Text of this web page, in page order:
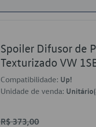
Spoiler Difusor de
Texturizado VW
Compatibilidade: Up!
Unidade de venda:
R$ 373,00